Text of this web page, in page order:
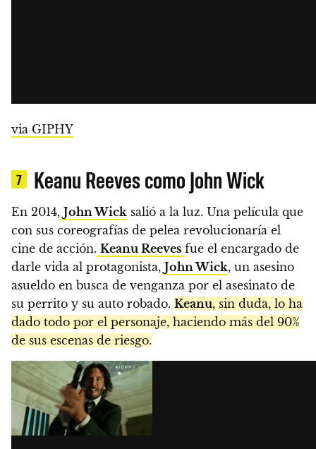
via GIPHY
7 Keanu Reeves como John Wick
En 2014, John Wick salió a la luz. Una película que
con sus coreografías de pelea revolucionaría el
cine de acción. Keanu Reeves fue el encargado de
darle vida al protagonista, John Wick, un asesino
asueldo en busca de venganza por el asesinato de
su perrito y su auto robado. Keanu, sin duda, lo ha
dado todo por el personaje, haciendo más del 90%
de sus escenas de riesgo.